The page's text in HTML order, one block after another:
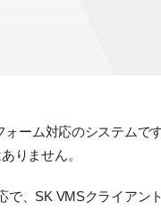
ォーム対応のシステムで
りません。
で、SK VMSクライアン